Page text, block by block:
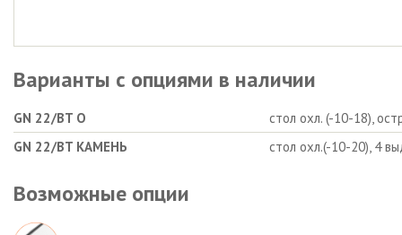
Варианты с опциями в наличии
GN 22/BT O
стол охл. (-10-18),
GN 22/BT КАМЕНЬ
стол охл.(-10-20), 4
Возможные опции